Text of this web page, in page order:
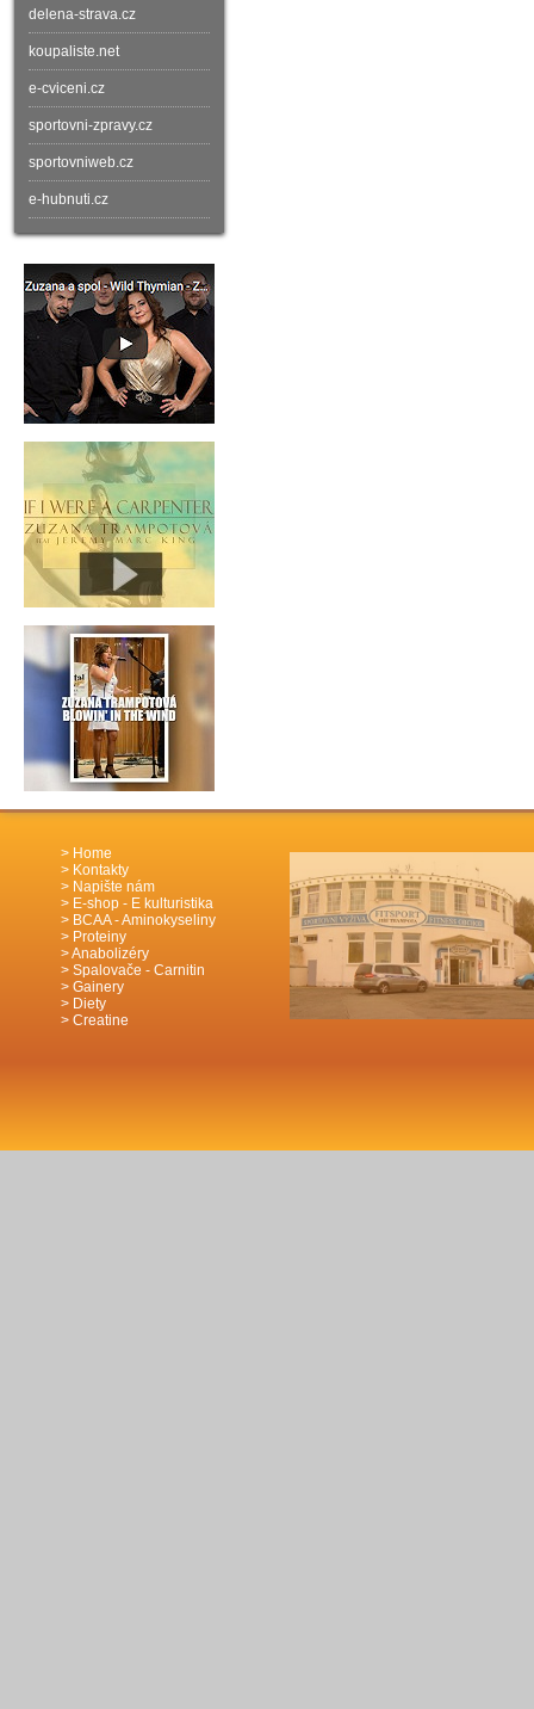
delena-strava.cz
koupaliste.net
e-cviceni.cz
sportovni-zpravy.cz
sportovniweb.cz
e-hubnuti.cz
Home
Kontakty
Napište nám
E-shop - E kulturistika
BCAA - Aminokyseliny
Proteiny
Anabolizéry
Spalovače - Carnitin
Gainery
Diety
Creatine